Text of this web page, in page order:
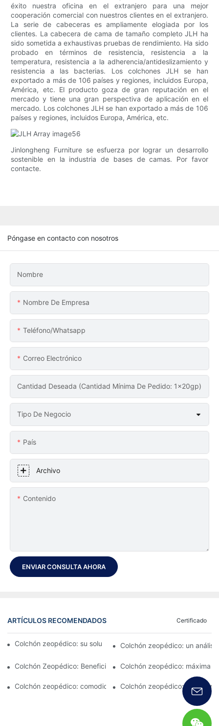
éxito nuestra oficina en el extranjero para una mejor
cooperación comercial con nuestros clientes en el extranjero.
La serie de cabeceras es ampliamente elogiada por los
clientes. La cabecera de cama de tamaño completo JLH ha
sido sometida a exhaustivas pruebas de rendimiento. Ha sido
probado en términos de resistencia, resistencia a la
temperatura, resistencia a la adherencia/antideslizamiento y
resistencia a las bacterias. Los colchones JLH se han
exportado a más de 106 países y regiones, incluidos Europa,
América, etc. El producto goza de gran reputación en el
mercado y tiene una gran perspectiva de aplicación en el
mercado. Los colchones JLH se han exportado a más de 106
países y regiones, incluidos Europa, América, etc.
Jinlongheng Furniture se esfuerza por lograr un desarrollo
sostenible en la industria de bases de camas. Por favor
contacte.
Póngase en contacto con nosotros
Nombre
Nombre De Empresa
Teléfono/whatsapp
Correo Electrónico
Cantidad Deseada (Cantidad Mínima De Pedido: 1x20gp)
Tipo De Negocio
País
Archivo
Contenido
ENVIAR CONSULTA AHORA
ARTÍCULOS RECOMENDADOS Certificado
Colchón zeopédico: su solución definitiva para el confort
Colchón zeopédico: un
Colchón Zeopédico: Beneficios y Características
Colchón zeopédico: máxima
Colchón zeopédico: comodidad en la que puede confiar
Colchón zeopédico: